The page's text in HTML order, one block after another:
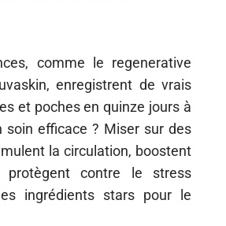
comme le regenerative
enregistrent de vrais
et poches en quinze jours à
soin efficace ? Miser sur des
la circulation, boostent
contre le stress
ingrédients stars pour le